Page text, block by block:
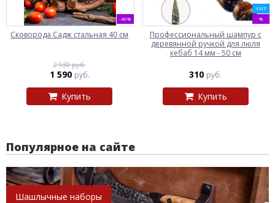
-46%
Сковорода Садж стальная 40 см
2 930 руб.
1 590 руб.
Купить
ХИТ
%
Профессиональный шампур с
деревянной ручкой для люля
кебаб 14 мм - 50 см
310 руб.
Купить
Популярное на сайте
Шашлычные наборы